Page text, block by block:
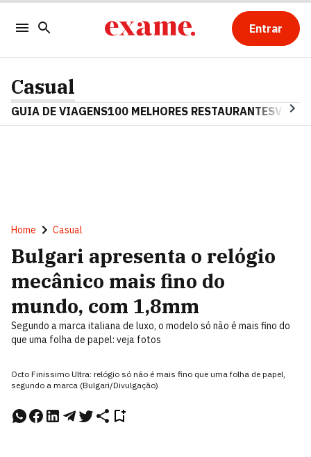
Entrar
Casual
GUIA DE VIAGENS100 MELHORES RESTAURANTES
Home Casual
Bulgari apresenta o relógio
mecânico mais fino do
mundo, com 1,8mm
Segundo a marca italiana de luxo, o modelo só não é mais fino do
que uma folha de papel: veja fotos
Octo Finissimo Ultra: relógio só não é mais fino que uma folha de papel,
segundo a marca (Bulgari/Divulgação)